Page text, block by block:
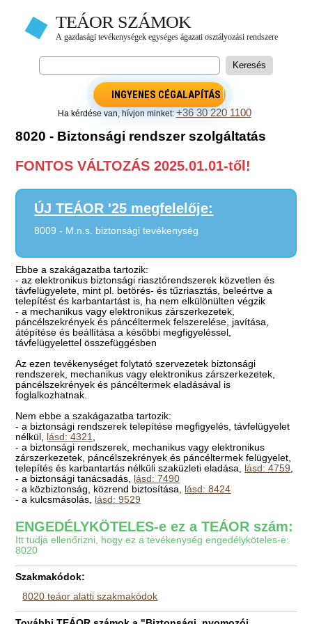
INGYENES CÉGALAPÍTÁS
Ha kérdése van, hívjon minket:+36 30 220 1100
8020 - Biztonsági rendszer szolgáltatás
FONTOS VÁLTOZÁS 2025.01.01-től!
ÚJ TEÁOR '25 megfelelője:
8009 - M.n.s. biztonsági tevékenység
Ebbe a szakágazatba tartozik:
- az elektronikus biztonsági riasztórendszerek közvetlen és
távfelügyelete, mint pl. betörés- és tűzriasztás, beleértve a
telepítést és karbantartást is, ha nem elkülönülten végzik
- a mechanikus vagy elektronikus zárszerkezetek,
páncélszekrények és páncéltermek felszerelése, javítása,
átépítése és beállítása a későbbi megfigyeléssel,
távfelügyelettel összefüggésben
Az ezen tevékenységet folytató szervezetek biztonsági
rendszerek, mechanikus vagy elektronikus zárszerkezetek,
páncélszekrények és páncéltermek eladásával is
foglalkozhatnak.
Nem ebbe a szakágazatba tartozik:
- a biztonsági rendszerek telepítése megfigyelés, távfelügyelet
nélkül, lásd: 4321
- a biztonsági rendszerek, mechanikus vagy elektronikus
zárszerkezetek, páncélszekrények és páncéltermek felügyelet,
telepítés és karbantartás nélküli szaküzleti eladása, lásd: 4759
- a biztonsági tanácsadás, lásd: 7490
- a közbiztonság, közrend biztosítása, lásd: 8424
- a kulcsmásolás, lásd: 9529
ENGEDÉLYKÖTELES-e ez a TEÁOR szám:
Itt tudja ellenőrizni, hogy ez a tevékenység engedélyköteles-e:
8020
Szakmakódok:
8020 teáor alatti szakmakódok